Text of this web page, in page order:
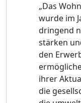
„Das
wurde im
dringend
stärken
den
ihrer
die